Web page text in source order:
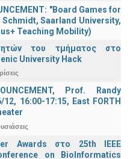
"Board Games for
Schmidt, Saarland University,
Teaching Mobility)
του τμήματος στο
University Hack
Prof. Randy
16:00-17:15, East FORTH
Awards στο 25th IEEE
on BioInformatics